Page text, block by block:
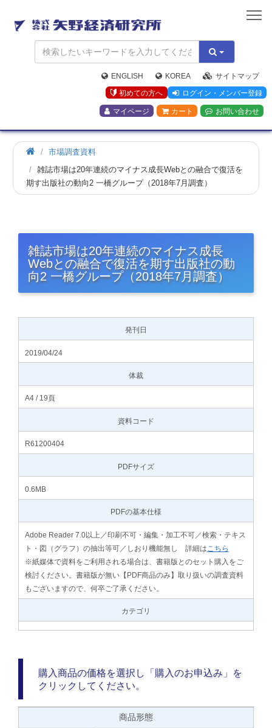
矢
野
経
済
研
究
所
ENGLISH KOREA
サイトマップ
初めての方へ
ログイン・メンバー登録
マイページ カート お問い合わせ
市場調査資料
雑誌市場は20年連続のマイナス成長Webとの融合で復活を
期す出版社の動向2 一橋グループ（2018年7月調査）
雑誌市場は20年連続のマイナス成長
Webとの融合で復活を期す出版社の動
向2 一橋グループ（2018年7月調査）
発刊日
2019/04/24
体裁
A4 / 19頁
資料コード
R61200404
PDFサイズ
0.6MB
PDFの基本仕様
Adobe Reader 7.0以上／印刷不可・編集・加工不可／検索・テキス
ト・図（グラフ）の抽出等可／しおり機能無し 詳細はこちら
※紙媒体で資料をご利用される場合は、書籍版とのセット購入をご
検討ください。書籍版が無い【PDF商品のみ】取り扱いの調査資料
もございますので、何卒ご了承ください。
カテゴリ
購入商品の価格を選択し「購入のお申込み」を
クリックしてください。
商品形態